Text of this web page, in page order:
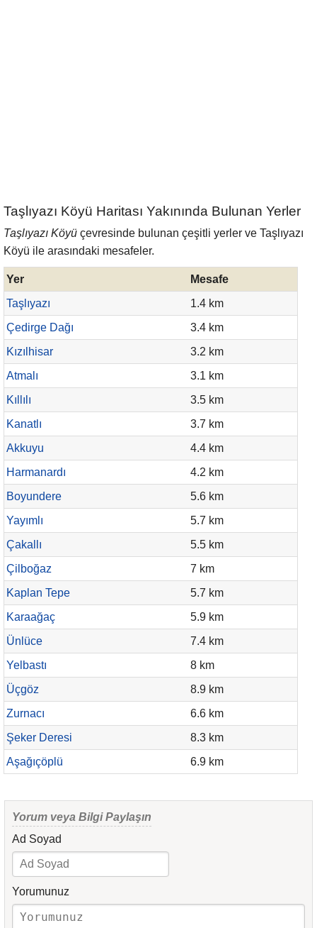
Taşlıyazı Köyü Haritası Yakınında Bulunan Yerler
Taşlıyazı Köyü çevresinde bulunan çeşitli yerler ve Taşlıyazı
Köyü ile arasındaki mesafeler.
Yer
Mesafe
Taşlıyazı
1.4 km
Çedirge Dağı
3.4 km
Kızılhisar
3.2 km
Atmalı
3.1 km
Kıllılı
3.5 km
Kanatlı
3.7 km
Akkuyu
4.4 km
Harmanardı
4.2 km
Boyundere
5.6 km
Yayımlı
5.7 km
Çakallı
5.5 km
Çilboğaz
7 km
Kaplan Tepe
5.7 km
Karaağaç
5.9 km
Ünlüce
7.4 km
Yelbastı
8 km
Üçgöz
8.9 km
Zurnacı
6.6 km
Şeker Deresi
8.3 km
Aşağıçöplü
6.9 km
Yorum veya Bilgi Paylaşın
Ad Soyad
Yorumunuz